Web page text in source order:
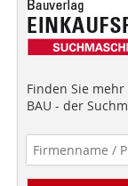
Finden Sie mehr
BAU - der